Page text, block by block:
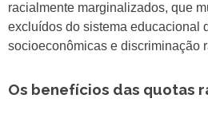
racialmente marginalizados, que
excluídos do sistema educacional
socioeconômicas e discriminação
Os benefícios das quotas